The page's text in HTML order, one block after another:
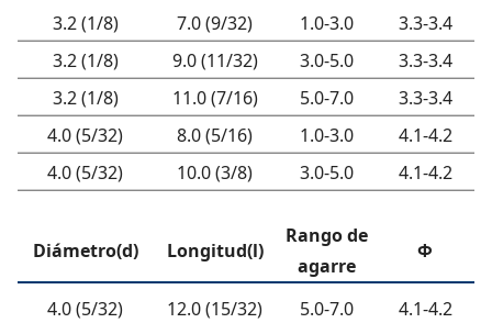
3.2 (1/8)
3.2 (1/8)
3.2 (1/8)
4.0 (5/32)
4.0 (5/32)
7.0 (9/32)
9.0 (11/32)
11.0 (7/16)
8.0 (5/16)
10.0 (3/8)
1.0-3.0
3.0-5.0
5.0-7.0
1.0-3.0
3.0-5.0
3.3-3.4
3.3-3.4
3.3-3.4
4.1-4.2
4.1-4.2
Diámetro(d) Longitud(l)
Rango de
agarre
Φ
4.0 (5/32)
12.0 (15/32)
5.0-7.0
4.1-4.2